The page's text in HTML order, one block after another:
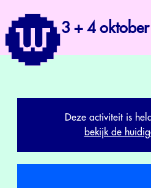
3 + 4 oktober
Deze activiteit is
bekijk de